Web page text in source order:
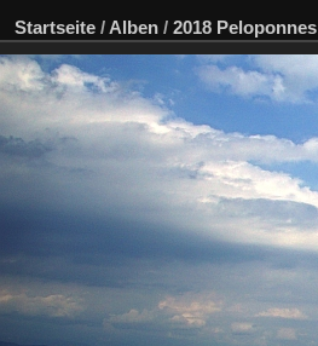
Startseite / Alben / 2018 Peloponnes